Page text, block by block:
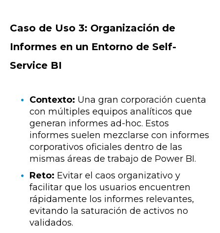
Caso de Uso 3: Organización de
Informes en un Entorno de Self-
Service BI
Contexto: Una gran corporación cuenta
con múltiples equipos analíticos que
generan informes ad-hoc. Estos
informes suelen mezclarse con informes
corporativos oficiales dentro de las
mismas áreas de trabajo de Power BI.
Reto: Evitar el caos organizativo y
facilitar que los usuarios encuentren
rápidamente los informes relevantes,
evitando la saturación de activos no
validados.